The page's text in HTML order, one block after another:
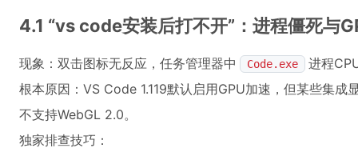
4.1 “vs code安装后打不开”：进程僵死与
现象：双击图标无反应，任务管理器中 Code.exe
进程
根本原因：VS Code 1.119默认启用GPU加速，但某些集
不支持WebGL 2.0。
独家排查技巧：